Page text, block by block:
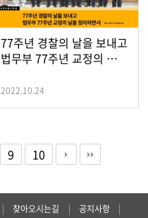
77주년 경찰의 날을 보내고
법무부 77주년 교정의 …
2022.10.24
9 10
| 찾아오시는길 | 공지사항 |